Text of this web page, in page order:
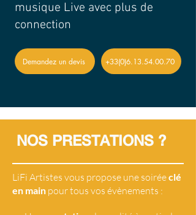
musique Live avec plus de
connection
Demandez un devis +33(0)6.13.54.00.70
NOS PRESTATIONS ?
LiFi Artistes vous propose une soiréeclé
en main pour tous vos évènements :